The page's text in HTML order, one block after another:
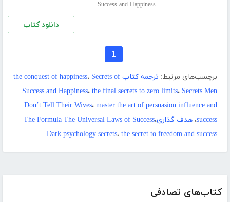
کتاب‌های تصادفی
Success and Happiness
دانلود کتاب
1
برچسب‌های مرتبط: ترجمه کتاب the conquest of happiness ، Secrets of
Success and Happiness، the final secrets to zero limits، Secrets Men
Don’t Tell Their Wives، master the art of persuasion influence and
success، هدف گذاریThe Formula The Universal Laws of Success،
Dark psychology secrets، the secret to freedom and success